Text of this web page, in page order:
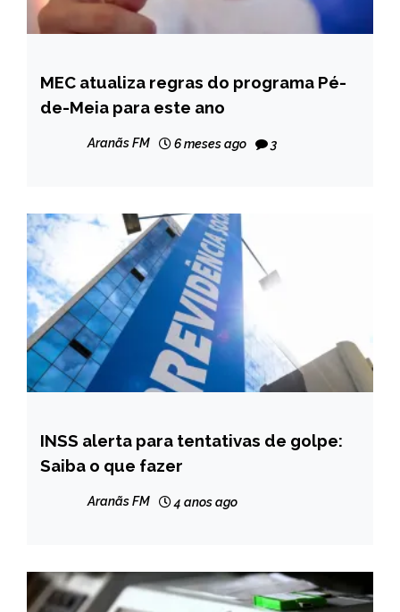
BRASIL
NOTÍCIAS
MEC atualiza regras do programa Pé-
de-Meia para este ano
Aranãs FM 6 meses ago 3
BRASIL
NOTÍCIAS
INSS alerta para tentativas de golpe:
Saiba o que fazer
Aranãs FM 4 anos ago